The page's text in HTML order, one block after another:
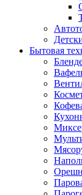
Бытовая